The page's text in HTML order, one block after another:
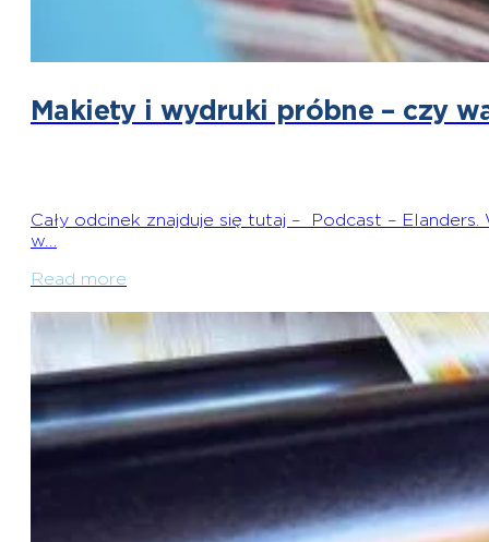
Makiety i wydruki próbne – czy
Cały odcinek znajduje się tutaj – Podcast –
w…
Read more